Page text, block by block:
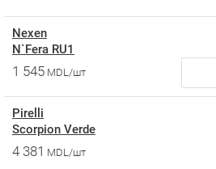
Nexen
N`Fera RU1
1 545 MDL/шт
Pirelli
Scorpion Verde
4 381 MDL/шт